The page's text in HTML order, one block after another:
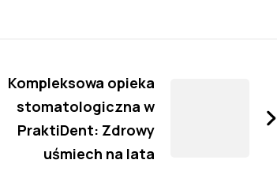
Kompleksowa opieka
stomatologiczna w
PraktiDent: Zdrowy
uśmiech na lata